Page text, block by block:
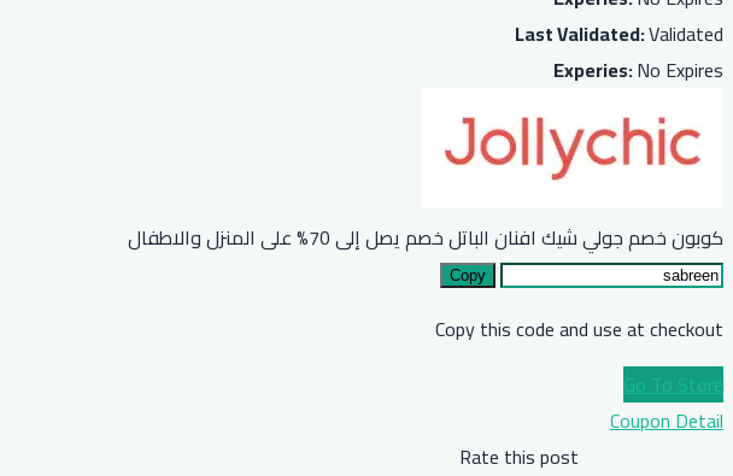
Last Validated:Validated
Experies:No Expires
كوبون خصم جولي شيك افنان الباتل خصم يصل إلى 70% على المنزل والاطفال
Copy
Copy this code and use at checkout
Go To Store
Coupon Detail
Rate this post